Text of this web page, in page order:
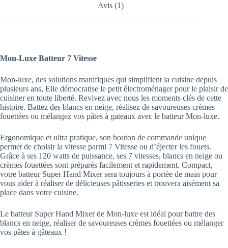
Avis (1)
Mon-Luxe Batteur 7 Vitesse
Mon-luxe, des solutions manifiques qui simplifient la cuisine depuis
plusieurs ans, Elle démocratise le petit électroménager pour le plaisir de
cuisiner en toute liberté. Revivez avec nous les moments clés de cette
histoire. Battez des blancs en neige, réalisez de savoureuses crèmes
fouettées ou mélangez vos pâtes à gateaux avec le batteur Mon-luxe.
Ergonomique et ultra pratique, son bouton de commande unique
permet de choisir la vitesse parmi 7 Vitesse ou d’éjecter les fouets.
Grâce à ses 120 watts de puissance, ses 7 vitesses, blancs en neige ou
crèmes fouettées sont préparés facilement et rapidement. Compact,
votre batteur Super Hand Mixer sera toujours à portée de main pour
vous aider à réaliser de délicieuses pâtisseries et trouvera aisément sa
place dans votre cuisine.
Le batteur Super Hand Mixer de Mon-luxe est idéal pour battre des
blancs en neige, réaliser de savoureuses crèmes fouettées ou mélanger
vos pâtes à gâteaux !